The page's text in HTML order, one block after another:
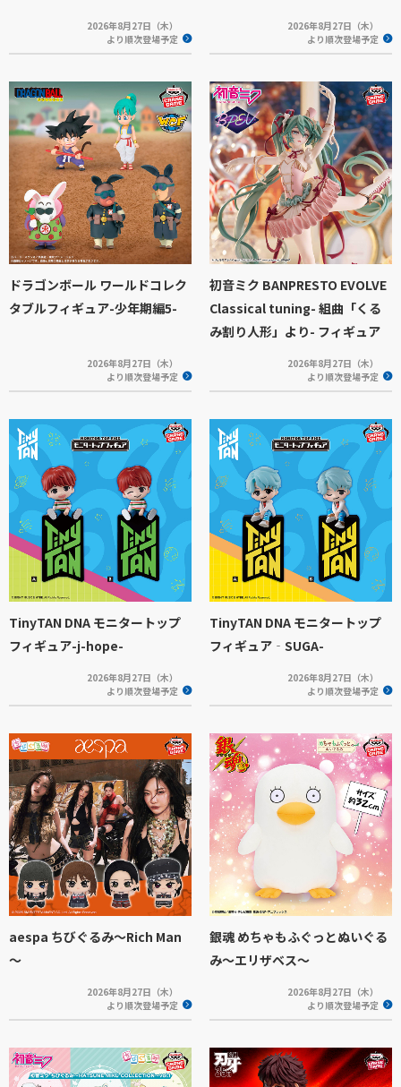
2026年8月27日（木）
より順次登場予定
2026年8月27日（木）
より順次登場予定
ドラゴンボール ワールドコレク
タブルフィギュア-少年期編5-
2026年8月27日（木）
より順次登場予定
初音ミク BANPRESTO EVOLVE
Classical tuning- 組曲「くる
み割り人形」より- フィギュア
2026年8月27日（木）
より順次登場予定
TinyTAN DNA モニタートップ
フィギュア-j-hope-
2026年8月27日（木）
より順次登場予定
TinyTAN DNA モニタートップ
フィギュア‐SUGA-
2026年8月27日（木）
より順次登場予定
aespa ちびぐるみ～Rich Man
～
2026年8月27日（木）
より順次登場予定
銀魂 めちゃもふぐっとぬいぐる
み～エリザベス～
2026年8月27日（木）
より順次登場予定